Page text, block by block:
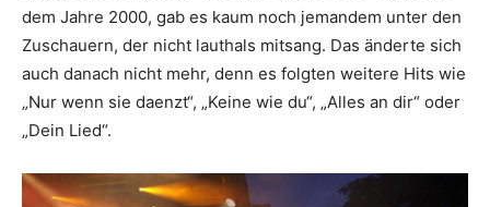
dem Jahre 2000, gab es kaum noch jemandem unter den
Zuschauern, der nicht lauthals mitsang. Das änderte sich
auch danach nicht mehr, denn es folgten weitere Hits wie
„Nur wenn sie daenzt“, „Keine wie du“, „Alles an dir“ oder
„Dein Lied“.